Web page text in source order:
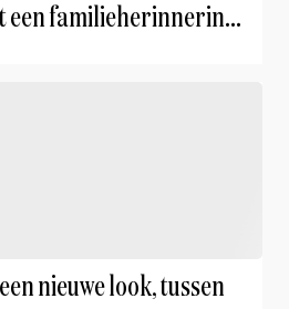
een familieherinnering